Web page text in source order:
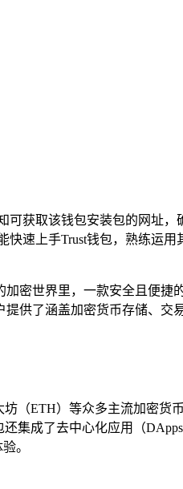
可获取该钱包安装包的网址
速上手Trust钱包，熟练运
密世界里，一款安全且便捷
供了涵盖加密货币存储、交
（ETH）等众多主流加密货
集成了去中心化应用（
。